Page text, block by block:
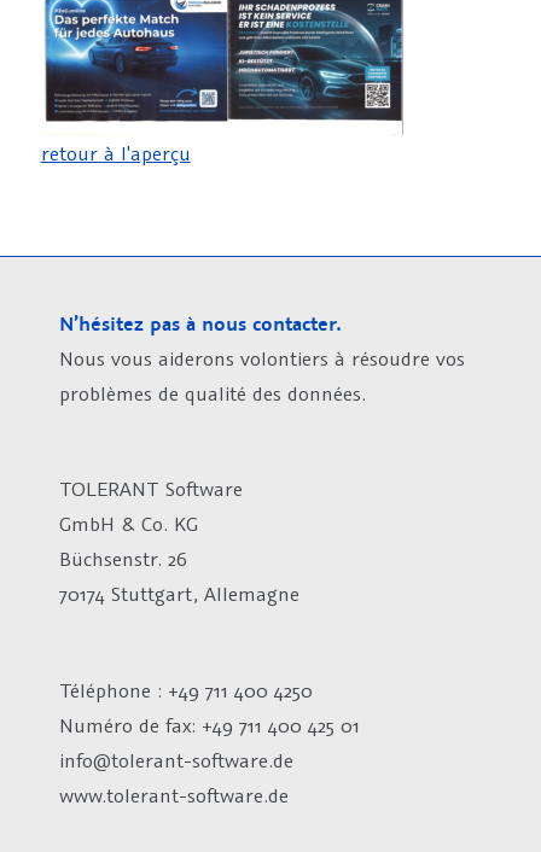
retour à l'aperçu
N’hésitez pas à nous contacter.
Nous vous aiderons volontiers à résoudre vos
problèmes de qualité des données.
TOLERANT Software
GmbH & Co. KG
Büchsenstr. 26
70174 Stuttgart, Allemagne
Téléphone : +49 711 400 4250
Numéro de fax: +49 711 400 425 01
info@tolerant-software.de
www.tolerant-software.de